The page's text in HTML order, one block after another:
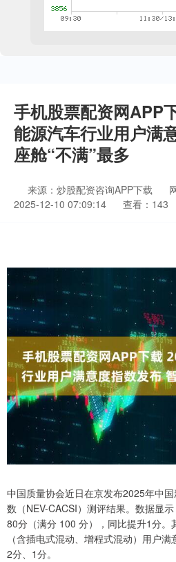
手机股票配资网APP
能源汽车行业用户满
座舱“不满”最多
来源：炒股配资咨询APP下载
2025-12-10 07:09:14
查看：143
中国质量协会近日在京发布2025年中
数（NEV-CACSI）测评结果。数据显
80分（满分 100 分），同比提升1分。
（含插电式混动、增程式混动）用户
2分、1分。